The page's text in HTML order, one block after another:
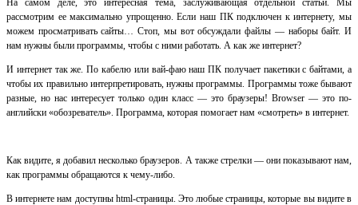
На самом деле, это интересная тема, заслуживающая отдельной статьи. Мы
рассмотрим ее максимально упрощенно. Если наш ПК подключен к интернету, мы
можем просматривать сайты… Стоп, мы вот обсуждали файлы — наборы байт. И
нам нужны были программы, чтобы с ними работать. А как же интернет?
И интернет так же. По кабелю или вай-фаю наш ПК получает пакетики с байтами, а
чтобы их правильно интерпретировать, нужны программы. Программы тоже бывают
разные, но нас интересует только один класс — это браузеры! Browser — это по-
английски «обозреватель». Программа, которая помогает нам «смотреть» в интернет.
Как видите, я добавил несколько браузеров. А также стрелки — они показывают нам,
как программы обращаются к чему-либо.
В интернете нам доступны html-страницы. Это любые страницы, которые вы видите в